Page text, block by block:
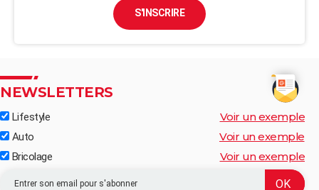
S'INSCRIRE
NEWSLETTERS
Lifestyle Voir un exemple
Auto Voir un exemple
Bricolage Voir un exemple